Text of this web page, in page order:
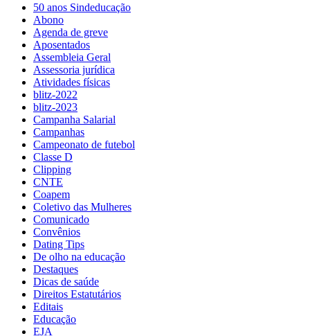
50 anos Sindeducação
Abono
Agenda de greve
Aposentados
Assembleia Geral
Assessoria jurídica
Atividades físicas
blitz-2022
blitz-2023
Campanha Salarial
Campanhas
Campeonato de futebol
Classe D
Clipping
CNTE
Coapem
Coletivo das Mulheres
Comunicado
Convênios
Dating Tips
De olho na educação
Destaques
Dicas de saúde
Direitos Estatutários
Editais
Educação
EJA